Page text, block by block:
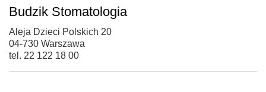
Budzik Stomatologia
Aleja Dzieci Polskich 20
04-730 Warszawa
tel. 22 122 18 00